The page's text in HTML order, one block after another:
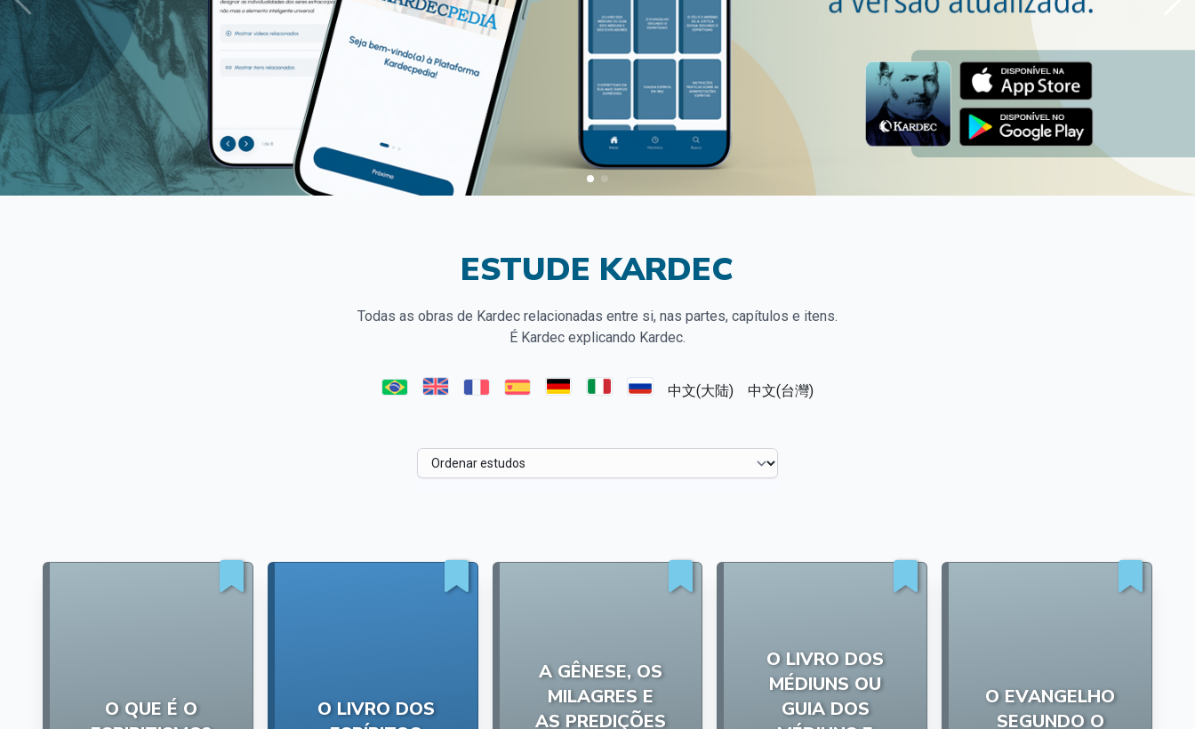
ESTUDE KARDEC
Todas as obras de Kardec relacionadas entre si, nas partes, capítulos e itens.
É Kardec explicando Kardec.
中文(大陆) 中文(台灣)
O QUE É O
O LIVRO DOS
A GÊNESE, OS
MILAGRES E
AS PREDIÇÕES
O LIVRO DOS
MÉDIUNS OU
GUIA DOS
O EVANGELHO
SEGUNDO O